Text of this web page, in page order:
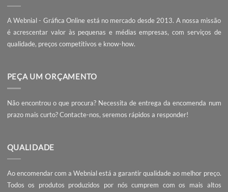
diferentes dimensões de parafusos. É algo
útil para o cliente, e de certa forma invulgar. Uma
perfeita para que chame a atenção, e se torne memorável.
100 atalhos do Photoshop para
Serigrafia ou Flex, qual o